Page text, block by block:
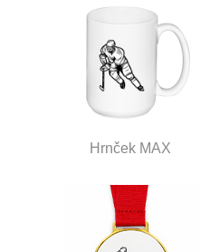
Hrnček MAX